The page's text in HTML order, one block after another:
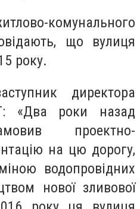
комунального
що вулиця
року.
директора
«Два роки назад
проектно-
на цю дорогу,
водопровідних
нової зливової